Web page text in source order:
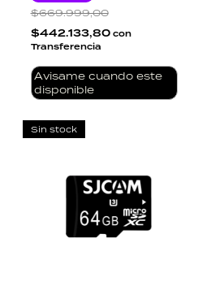
$669.999,00
$442.133,80 con
Transferencia
Avisame cuando este
disponible
Sin stock